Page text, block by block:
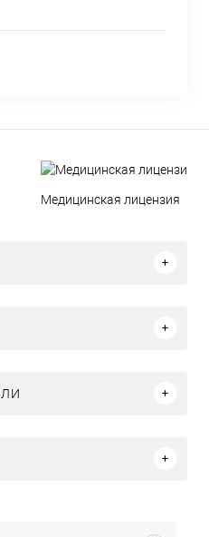
Медицинская лицензия